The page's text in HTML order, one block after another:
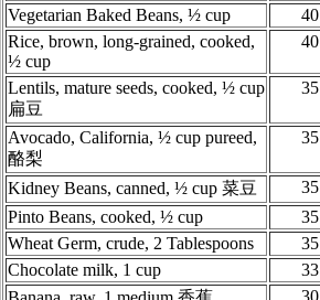
Vegetarian Baked Beans, ½ cup
40
Rice, brown, long-grained, cooked,
½ cup
40
Lentils, mature seeds, cooked, ½ cup
扁豆
35
Avocado, California, ½ cup pureed,
酪梨
35
Kidney Beans, canned, ½ cup 菜豆 35
Pinto Beans, cooked, ½ cup
35
Wheat Germ, crude, 2 Tablespoons
35
Chocolate milk, 1 cup
33